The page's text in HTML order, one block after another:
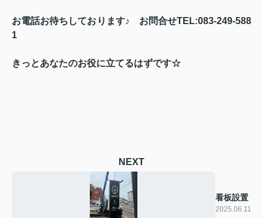
お電話お待ちしております♪ お問合せTEL:083-249-588
1
きっとあなたのお役に立てるはずです☆
NEXT
看板設置
2025.06.11